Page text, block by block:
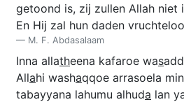
getoond is, zij zullen Allah niet
En Hij zal hun daden
M. F. Abdasalaam
Inna allatheena kafaroe was
Allahi washaqqoe arrasoela
tabayyana lahumu alhuda lan